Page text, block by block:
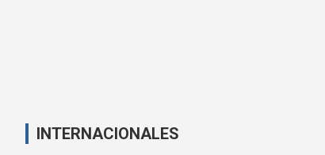
INTERNACIONALES